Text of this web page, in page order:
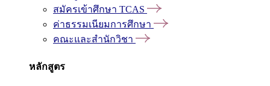
สมัครเข้าศึกษา TCAS
ค่าธรรมเนียมการศึกษา
คณะและสำนักวิชา
หลักสูตร